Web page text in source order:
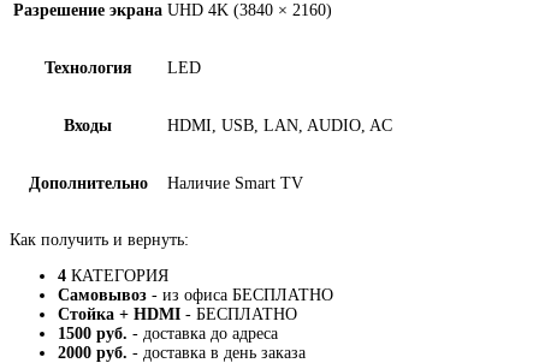
Разрешение экрана UHD 4K (3840 × 2160)
Технология LED
Входы HDMI, USB, LAN, AUDIO, AC
Дополнительно Наличие Smart TV
Как получить и вернуть:
4 КАТЕГОРИЯ
Самовывоз - из офиса БЕСПЛАТНО
Стойка + HDMI - БЕСПЛАТНО
1500 руб. - доставка до адреса
2000 руб. - доставка в день заказа